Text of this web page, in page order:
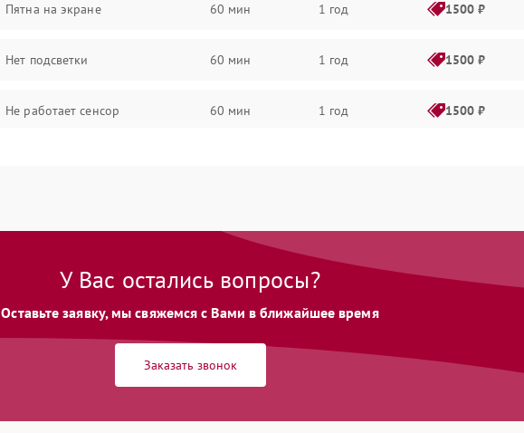
Пятна на экране 60 мин 1 год 1500 ₽
Нет подсветки 60 мин 1 год 1500 ₽
Не работает сенсор 60 мин 1 год 1500 ₽
1 год
У Вас остались вопросы?
Оставьте заявку, мы свяжемся с Вами в ближайшее время
Заказать звонок